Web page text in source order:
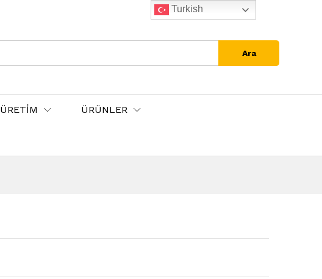
Ara
ÜRETİM ÜRÜNLER
Turkish